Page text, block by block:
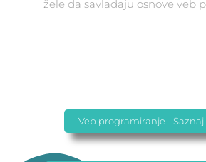
žele da savladaju osnove veb
Veb programiranje - Saznaj